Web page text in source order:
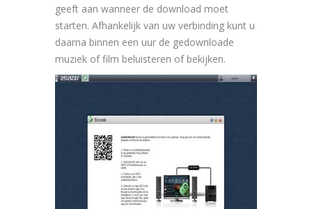
geeft aan wanneer de download moet
starten. Afhankelijk van uw verbinding kunt u
daarna binnen een uur de gedownloade
muziek of film beluisteren of bekijken.